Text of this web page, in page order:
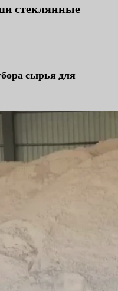
стеклянные
сырья для